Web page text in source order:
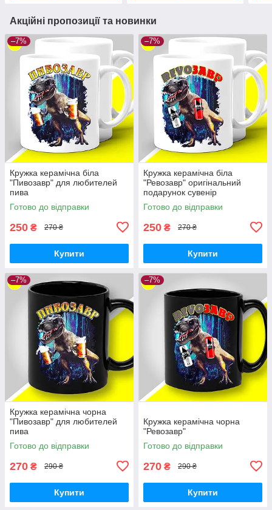
Акційні пропозиції та новинки
–7%
Кружка керамічна біла
"Пивозавр" для любителей
пива
Готово до відправки
250 ₴ 270 ₴
Купити
–7%
Кружка керамічна біла
"Ревозавр" оригінальний
подарунок сувенір
Готово до відправки
250 ₴ 270 ₴
Купити
–7%
Кружка керамічна чорна
"Пивозавр" для любителей
пива
Готово до відправки
270 ₴ 290 ₴
Купити
–7%
Кружка керамічна чорна
"Ревозавр"
Готово до відправки
270 ₴ 290 ₴
Купити